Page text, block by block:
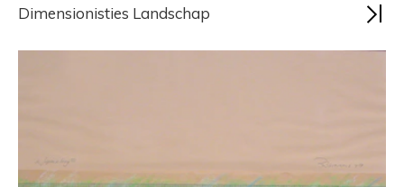
Dimensionisties Landschap